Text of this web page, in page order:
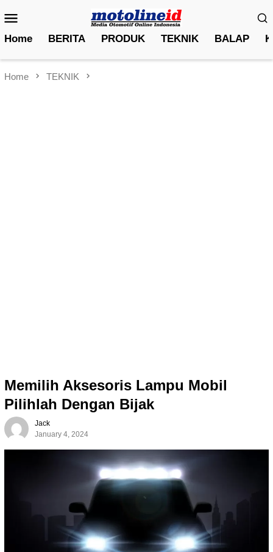
to
contentMenu
Home BERITA PRODUK TEKNIK BALAP
Home TEKNIK
Memilih Aksesoris Lampu Mobil
Pilihlah Dengan Bijak
Jack
January 4, 2024